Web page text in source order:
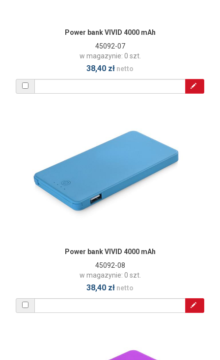
Power bank VIVID 4000 mAh
45092-07
w magazynie: 0 szt.
38,40 zł netto
Power bank VIVID 4000 mAh
45092-08
w magazynie: 0 szt.
38,40 zł netto